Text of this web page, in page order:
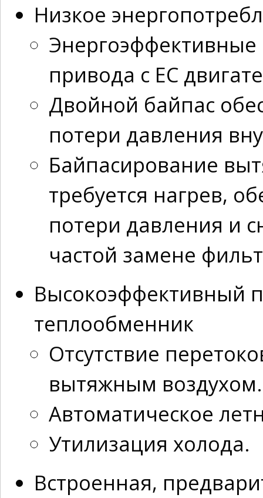
Низкое
привода с ЕС
Двойной байпас
потери давления
Байпасирование
требуется нагрев,
потери давления и
частой замене
Высокоэффективный
теплообменник
Отсутствие
вытяжным воздухом.
Автоматическое
Утилизация холода.
Встроенная,